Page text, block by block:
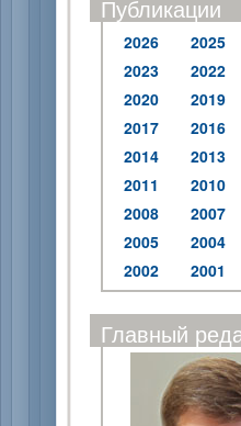
Публикации
2026 2025
2023
2022
2020
2019
2017
2016
2014
2013
2011
2010
2008
2007
2005
2004
2002
2001
Главный